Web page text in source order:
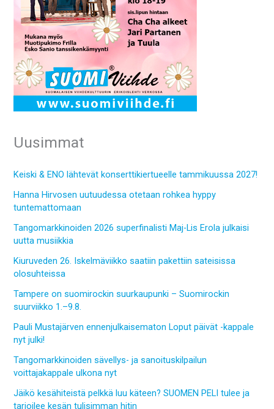
Uusimmat
Keiski & ENO lähtevät konserttikiertueelle tammikuussa 2027!
Hanna Hirvosen uutuudessa otetaan rohkea hyppy
tuntemattomaan
Tangomarkkinoiden 2026 superfinalisti Maj-Lis Erola julkaisi
uutta musiikkia
Kiuruveden 26. Iskelmäviikko saatiin pakettiin sateisissa
olosuhteissa
Tampere on suomirockin suurkaupunki – Suomirockin
suurviikko 1.–9.8.
Pauli Mustajärven ennenjulkaisematon Loput päivät -kappale
nyt julki!
Tangomarkkinoiden sävellys- ja sanoituskilpailun
voittajakappale ulkona nyt
Jäikö kesähiteistä pelkkä luu käteen? SUOMEN PELI tulee ja
tarjoilee kesän tulisimman hitin